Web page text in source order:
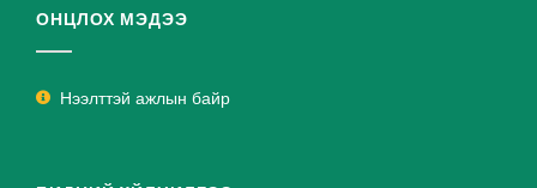
ОНЦЛОХ МЭДЭЭ
Нээлттэй ажлын байр